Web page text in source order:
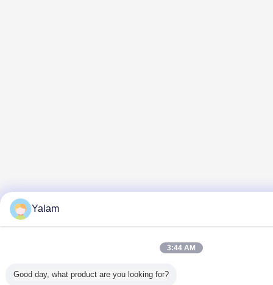
Yalam
3:44 AM
Good day, what product are you looking for?